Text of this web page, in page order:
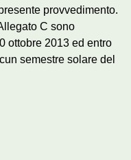
provvedimento.
C sono
ottobre 2013 ed entro
semestre solare del